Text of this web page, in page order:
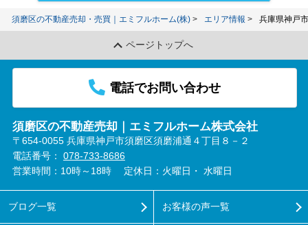
須磨区の不動産売却・売買｜エミフルホーム(株) エリア情報 兵庫県神戸
ページトップへ
電話でお問い合わせ
須磨区の不動産売却｜エミフルホーム株式会社
〒654-0055 兵庫県神戸市須磨区須磨浦通４丁目８－２
電話番号： 078-733-8686
営業時間：10時～18時
定休日：火曜日・ 水曜日
ブログ一覧 お客様の声一覧